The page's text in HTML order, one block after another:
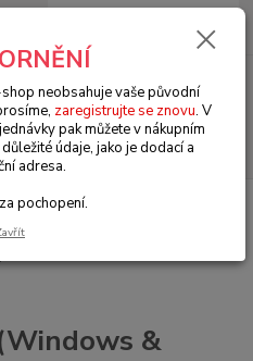
Menu
Hledat
0 Kč
Exteriér (Exterior)
&
neobsahuje vaše původní
zaregistrujte se znovu. V
pak můžete v nákupním
údaje, jako je dodací a
adresa.
pochopení.